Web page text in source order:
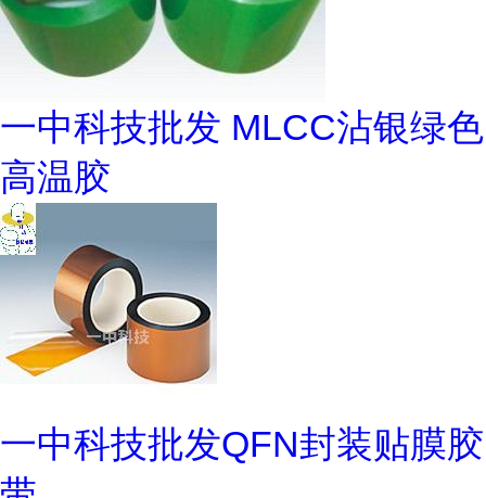
一中科技批发 MLCC沾银绿色
高温胶
一中科技批发QFN封装贴膜胶